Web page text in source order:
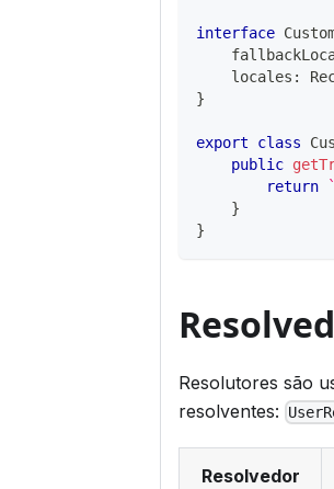
interface
    locales
:
}
export class
public
return
`
}
}
Resolutores são
resolventes:
Resolvedor